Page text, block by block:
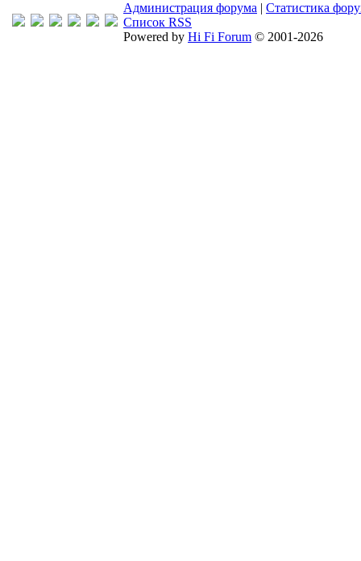
Администрация форума | Статистика
Список RSS
Powered by Hi Fi Forum © 2001-2026